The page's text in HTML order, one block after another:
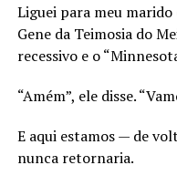
Liguei para meu marido
Gene da Teimosia do
recessivo e o
“Amém”, ele disse.
E aqui estamos — de
nunca retornaria.